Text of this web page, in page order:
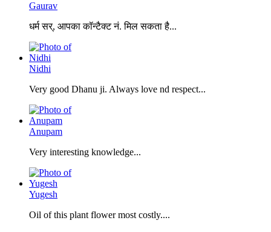
Gaurav
धर्म सर्, आपका कॉन्टैक्ट नं. मिल सकता है...
Nidhi
Very good Dhanu ji. Always love nd respect...
Anupam
Very interesting knowledge...
Yugesh
Oil of this plant flower most costly....